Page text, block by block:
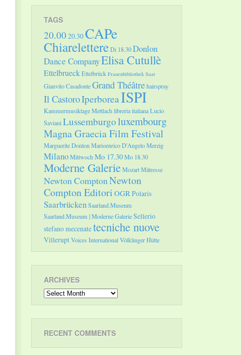
TAGS
20.00 20.30CAPe
ChiarelettereDi 18.30Donlon
Dance CompanyElisa Cutullè
EttelbrueckEttelbrück Frauenbibliothek Saar
Gianvito CasadonteGrand Théâtrehairspray
Il CastoroIperboreaISPI
Kammermusiktage Mettlachlibreria italianaLucio
SavianiLussemburgoluxembourg
Magna Graecia Film Festival
Marguerite DonlonMarioenrico D'AngeloMerzig
MilanoMittwochMo 17.30Mo 18.30
Moderne GalerieMozartMätresse
Newton ComptonNewton
Compton Editori OGRPolaris
SaarbrückenSaarland.Museum
Saarland.Museum | Moderne GalerieSellerio
stefano mecenatetecniche nuove
VilleruptVoices InternationalVölklinger Hütte
ARCHIVES
Archives
RECENT COMMENTS